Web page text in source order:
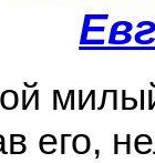
его,